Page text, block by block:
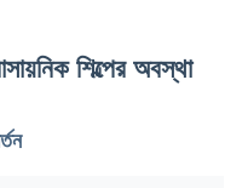
শিল্পের অবস্থা